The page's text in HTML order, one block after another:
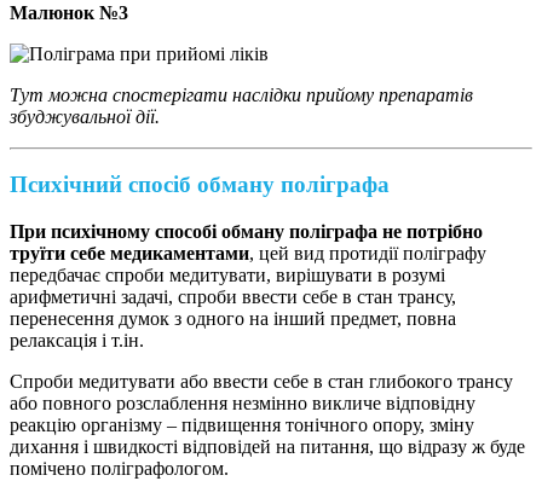
Малюнок №3
Тут можна спостерігати наслідки прийому препаратів
збуджувальної дії.
Психічний спосіб обману поліграфа
При психічному способі обману поліграфа не потрібно
труїти себе медикаментами, цей вид протидії поліграфу
передбачає спроби медитувати, вирішувати в розумі
арифметичні задачі, спроби ввести себе в стан трансу,
перенесення думок з одного на інший предмет, повна
релаксація і т.ін.
Спроби медитувати або ввести себе в стан глибокого трансу
або повного розслаблення незмінно викличе відповідну
реакцію організму – підвищення тонічного опору, зміну
дихання і швидкості відповідей на питання, що відразу ж буде
помічено поліграфологом.